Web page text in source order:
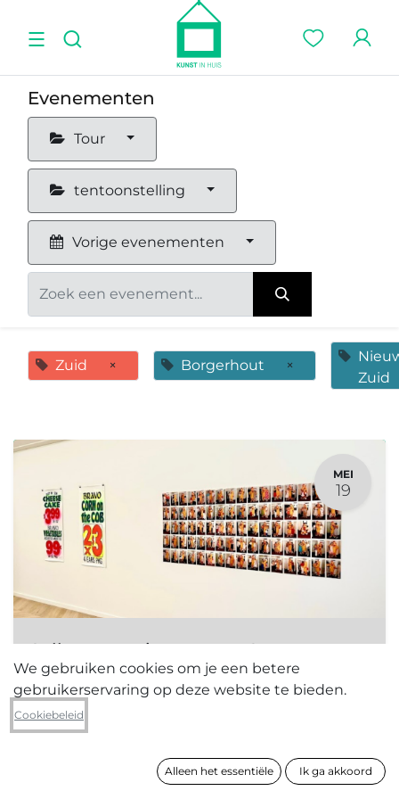
Evenementen
Tour
tentoonstelling
Vorige evenementen
Zuid × Borgerhout ×
Zuid
MEI
19
Gallery Hopping Tours - CENTRUM
19 mei 2024-16:00(Europe/Brussels)
Centrum
We gebruiken cookies om je een betere
gebruikerservaring op deze website te bieden.
Cookiebeleid
Alleen het essentiële Ik ga akkoord